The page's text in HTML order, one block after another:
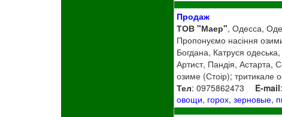
Продаж
ТОВ "Маер", Одесса,
Пропонуємо насіння
Богдана, Катруся
Артист, Пандія, Астарта,
озиме (Стоір);
Тел: 0975862473 E-mail
овощи, горох,зерновые,